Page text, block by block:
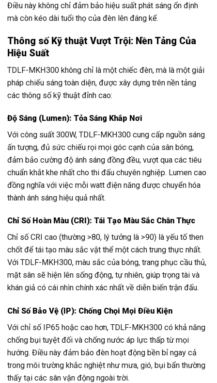
Điều này không chỉ đảm bảo hiệu suất phát sáng ổn định
mà còn kéo dài tuổi thọ của đèn lên đáng kể.
Thông số Kỹ thuật Vượt Trội: Nền Tảng Của
Hiệu Suất
TDLF-MKH300 không chỉ là một chiếc đèn, mà là một giải
pháp chiếu sáng toàn diện, được xây dựng trên nền tảng
các thông số kỹ thuật đỉnh cao:
Độ Sáng (Lumen): Tỏa Sáng Khắp Nơi
Với công suất 300W, TDLF-MKH300 cung cấp nguồn sáng
ấn tượng, đủ sức chiếu rọi mọi góc cạnh của sân bóng,
đảm bảo cường độ ánh sáng đồng đều, vượt qua các tiêu
chuẩn khắt khe nhất cho thi đấu chuyên nghiệp. Lumen cao
đồng nghĩa với việc mỗi watt điện năng được chuyển hóa
thành ánh sáng hiệu quả nhất.
Chỉ Số Hoàn Màu (CRI): Tái Tạo Màu Sắc Chân Thực
Chỉ số CRI cao (thường >80, lý tưởng là >90) là yếu tố then
chốt để tái tạo màu sắc vật thể một cách trung thực nhất.
Với TDLF-MKH300, màu sắc của bóng, trang phục cầu thủ,
mặt sân sẽ hiện lên sống động, tự nhiên, giúp trọng tài và
khán giả có cái nhìn chính xác nhất về diễn biến trận đấu.
Chỉ Số Bảo Vệ (IP): Chống Chọi Mọi Điều Kiện
Với chỉ số IP65 hoặc cao hơn, TDLF-MKH300 có khả năng
chống bụi tuyệt đối và chống nước áp lực thấp từ mọi
hướng. Điều này đảm bảo đèn hoạt động bền bỉ ngay cả
trong môi trường khắc nghiệt như mưa, gió, bụi bẩn thường
thấy tại các sân vận động ngoài trời.